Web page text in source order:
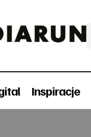
Inspiracje